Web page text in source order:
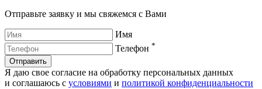
Отправьте заявку и мы свяжемся с Вами
Имя
Телефон *
Отправить
Я даю свое согласие на обработку персональных данных
и соглашаюсь с условиями и политикой конфиденциальности